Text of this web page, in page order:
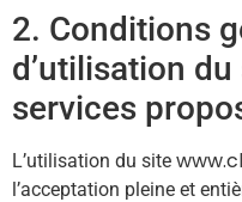
2. Conditions
d’utilisation
services
L’utilisation du site
l’acceptation pleine et